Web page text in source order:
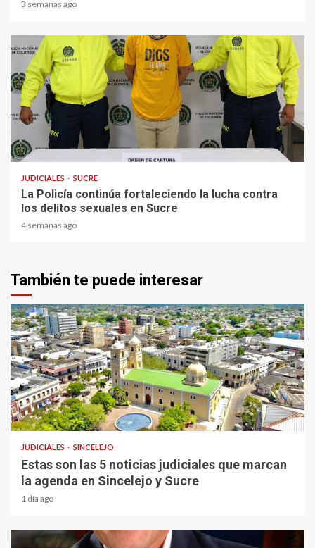
3 semanas ago
2 min read
JUDICIALES SUCRE
La Policía continúa fortaleciendo la lucha contra
los delitos sexuales en Sucre
4 semanas ago
También te puede interesar
1 min read
JUDICIALES SINCELEJO
Estas son las 5 noticias judiciales que marcan
la agenda en Sincelejo y Sucre
1 día ago